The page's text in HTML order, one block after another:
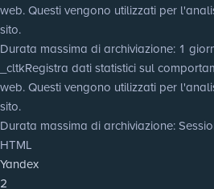
web. Questi vengono utilizzati per
sito.
Durata massima di archiviazione: 1
_cltkRegistra dati statistici sul
web. Questi vengono utilizzati per
sito.
Durata massima di archiviazione:
HTML
Yandex
2